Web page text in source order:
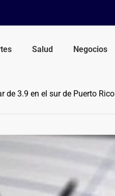
Salud Negocios
de 3.9 en el sur de Puerto Rico